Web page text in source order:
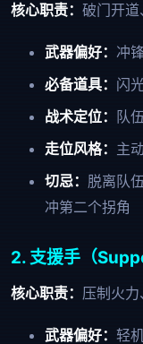
核心职责： 破门开道
武器偏好： 冲
必备道具： 闪
战术定位： 队
走位风格： 主
切忌： 脱离队
冲第二个拐角
2. 支援手（
核心职责： 压制火
武器偏好： 轻